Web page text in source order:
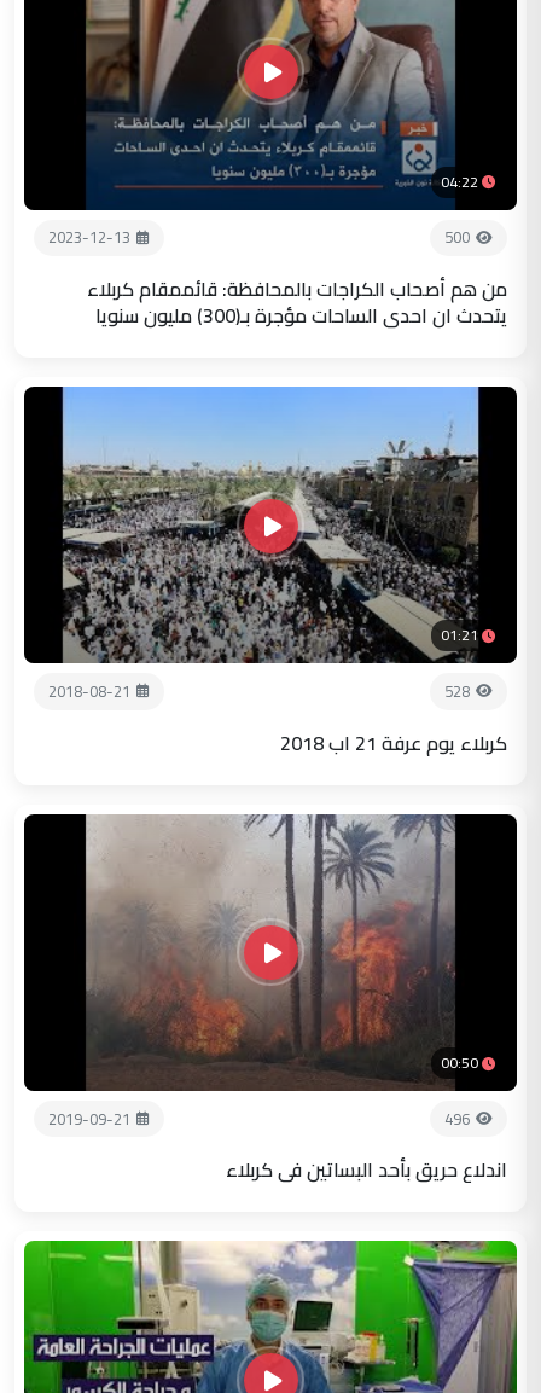
04:22
500
2023-12-13
من هم أصحاب الكراجات بالمحافظة: قائممقام كربلاء
يتحدث ان احدى الساحات مؤجرة بـ(300) مليون سنويا
01:21
528
2018-08-21
كربلاء يوم عرفة 21 اب 2018
00:50
496
2019-09-21
اندلاع حريق بأحد البساتين في كربلاء